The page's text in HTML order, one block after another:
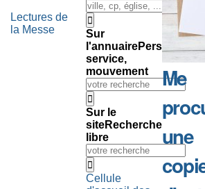
Lectures de
la Messe
Sur
l'annuairePersonne,
service,
mouvement
Sur le
siteRecherche
libre
Cellule
Me
une